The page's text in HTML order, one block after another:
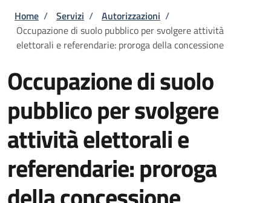
Briciole di pane
Home / Servizi / Autorizzazioni /
Occupazione di suolo pubblico per svolgere attività
elettorali e referendarie: proroga della concessione
Occupazione di suolo
pubblico per svolgere
attività elettorali e
referendarie: proroga